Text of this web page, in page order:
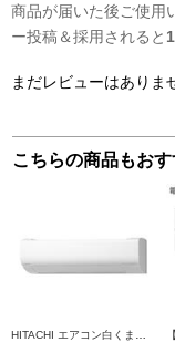
商品が届いた後ご使用
ー投稿＆採用されると
まだレビューはありま
こちらの商品もお